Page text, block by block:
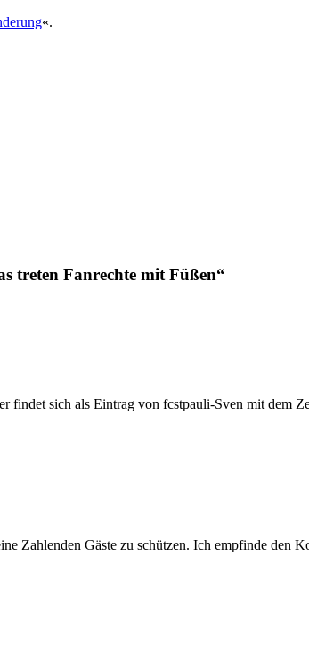
«.
treten Fanrechte mit Füßen“
sich als Eintrag von fcstpauli-Sven mit dem
Zahlenden Gäste zu schützen. Ich empfinde den